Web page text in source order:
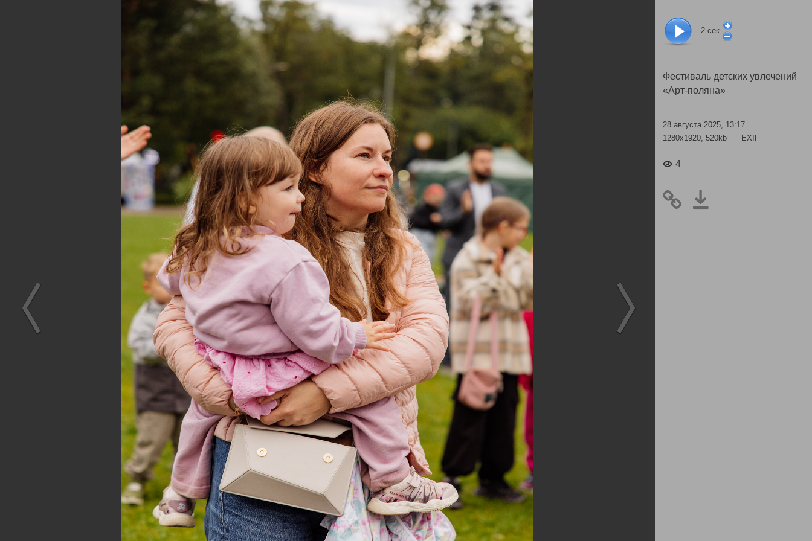
2 сек.
Фестиваль детских увлечений
«Арт-поляна»
28 августа 2025, 13:17
1280x1920, 520kb
EXIF
4